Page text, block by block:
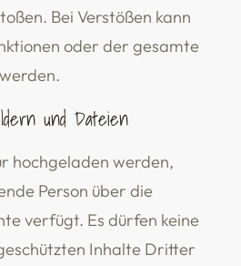
Bei Verstößen kann
oder der gesamte
und Dateien
hochgeladen werden,
Person über die
verfügt. Es dürfen keine
Inhalte Dritter